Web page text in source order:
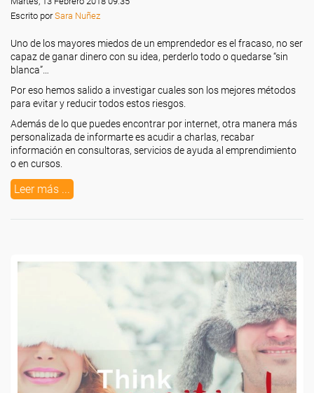
Escrito porSara Nuñez
Uno de los mayores miedos de un emprendedor es el fracaso, no ser
capaz de ganar dinero con su idea, perderlo todo o quedarse “sin
blanca”…
Por eso hemos salido a investigar cuales son los mejores métodos
para evitar y reducir todos estos riesgos.
Además de lo que puedes encontrar por internet, otra manera más
personalizada de informarte es acudir a charlas, recabar
información en consultoras, servicios de ayuda al emprendimiento
o en cursos.
Leer más ...